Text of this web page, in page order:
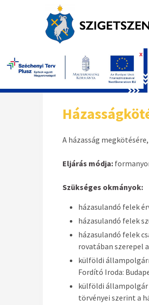
x
Főoldal
A házasság
Eljárás módja:
Szükséges okmányok:
házasulandó felek
házasulandó felek
házasulandó felek
rovatában szerepel
külföldi
Fordító Iroda:
külföldi állampolgár
törvényei szerint a